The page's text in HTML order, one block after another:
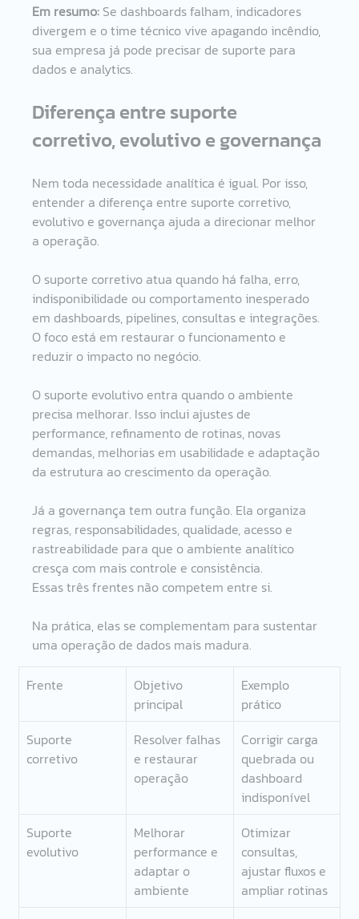
Em resumo: Se dashboards falham, indicadores
divergem e o time técnico vive apagando incêndio,
sua empresa já pode precisar de suporte para
dados e analytics.
Diferença entre suporte
corretivo, evolutivo e governança
Nem toda necessidade analítica é igual. Por isso,
entender a diferença entre suporte corretivo,
evolutivo e governança ajuda a direcionar melhor
a operação.
O suporte corretivo atua quando há falha, erro,
indisponibilidade ou comportamento inesperado
em dashboards, pipelines, consultas e integrações.
O foco está em restaurar o funcionamento e
reduzir o impacto no negócio.
O suporte evolutivo entra quando o ambiente
precisa melhorar. Isso inclui ajustes de
performance, refinamento de rotinas, novas
demandas, melhorias em usabilidade e adaptação
da estrutura ao crescimento da operação.
Já a governança tem outra função. Ela organiza
regras, responsabilidades, qualidade, acesso e
rastreabilidade para que o ambiente analítico
cresça com mais controle e consistência.
Essas três frentes não competem entre si.
Na prática, elas se complementam para sustentar
uma operação de dados mais madura.
Frente
Objetivo
principal
Exemplo
prático
Suporte
corretivo
Resolver falhas
e restaurar
operação
Corrigir carga
quebrada ou
dashboard
indisponível
Suporte
evolutivo
Melhorar
performance e
adaptar o
ambiente
Otimizar
consultas,
ajustar fluxos e
ampliar rotinas